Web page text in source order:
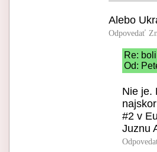
Alebo
Odpovedať
Re:
Od:
Nie je.
#2 v
Juznu